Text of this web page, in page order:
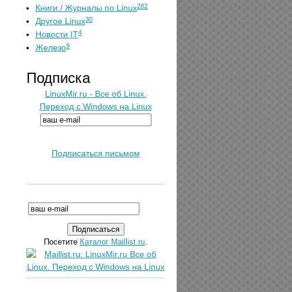
Книги / Журналы по Linux282
Другое Linux30
Новости IT4
Железо9
Подписка
LinuxMir.ru - Все об Linux.
Переход с Windows на Linux
Подписаться письмом
Посетите Каталог Maillist.ru.